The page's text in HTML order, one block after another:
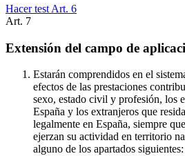
Hacer test Art. 6
Art. 7
Extensión del campo de
Estarán comprendidos en el
efectos de las prestaciones
sexo, estado civil y profesión, los
España y los extranjeros que
legalmente en España, siempre
ejerzan su actividad en territorio
alguno de los apartados siguientes: